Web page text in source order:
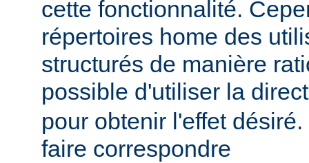
cette fonctionnalité.
répertoires home des
structurés de manière
possible d'utiliser la
pour obtenir l'effet
faire correspondre